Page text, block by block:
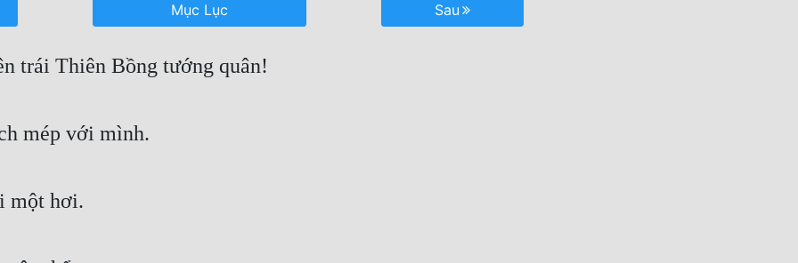
Mục Lục Sau
trái Thiên Bồng tướng quân!
mép với mình.
một hơi.